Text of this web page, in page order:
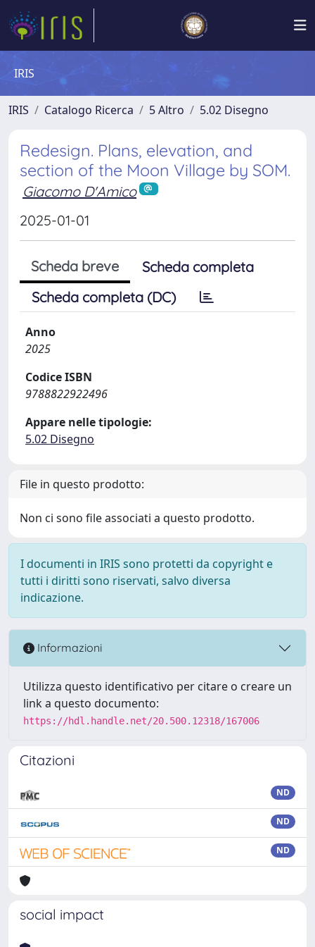
IRIS
IRIS Catalogo Ricerca 5 Altro 5.02 Disegno
Redesign. Plans, elevation, and
section of the Moon Village by SOM.
Giacomo D'Amico
2025-01-01
Scheda breve
Scheda completa
Scheda completa (DC)
Anno
2025
Codice ISBN
9788822922496
Appare nelle tipologie:
5.02 Disegno
File in questo prodotto:
Non ci sono file associati a questo prodotto.
I documenti in IRIS sono protetti da copyright e
tutti i diritti sono riservati, salvo diversa
indicazione.
Informazioni
Utilizza questo identificativo per citare o creare un
link a questo documento:
https://hdl.handle.net/20.500.12318/167006
Citazioni
ND
ND
ND
social impact